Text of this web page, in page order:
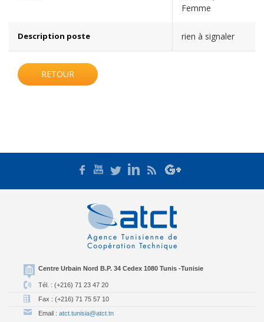
Femme
Description poste rien à signaler
RETOUR
Centre Urbain Nord B.P. 34 Cedex 1080 Tunis -Tunisie
Tél. : (+216) 71 23 47 20
Fax : (+216) 71 75 57 10
Email : atct.tunisia@atct.tn